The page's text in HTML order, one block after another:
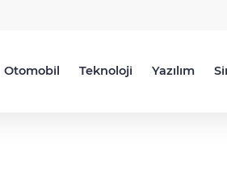
Otomobil Teknoloji Yazılım